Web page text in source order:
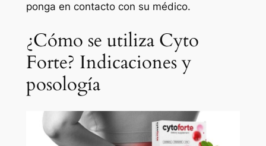
ponga en contacto con su médico.
¿Cómo se utiliza Cyto
Forte? Indicaciones y
posología